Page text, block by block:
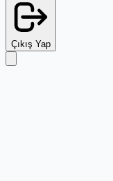
Çıkış Yap